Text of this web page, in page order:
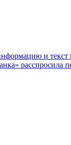
и текст
расспросила